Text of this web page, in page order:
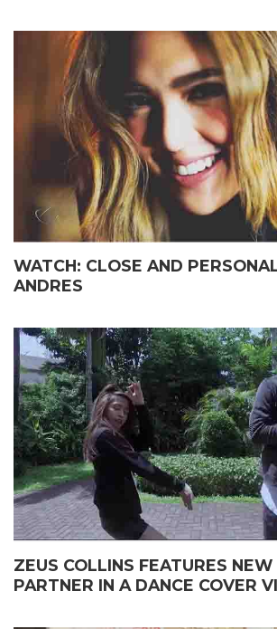
WATCH: CLOSE AND
ANDRES
ZEUS COLLINS FEATURES NEW
PARTNER IN A DANCE COVER